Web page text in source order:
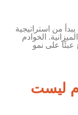
من استراتيجية
الخوادم
عبئًا على نمو
ليست